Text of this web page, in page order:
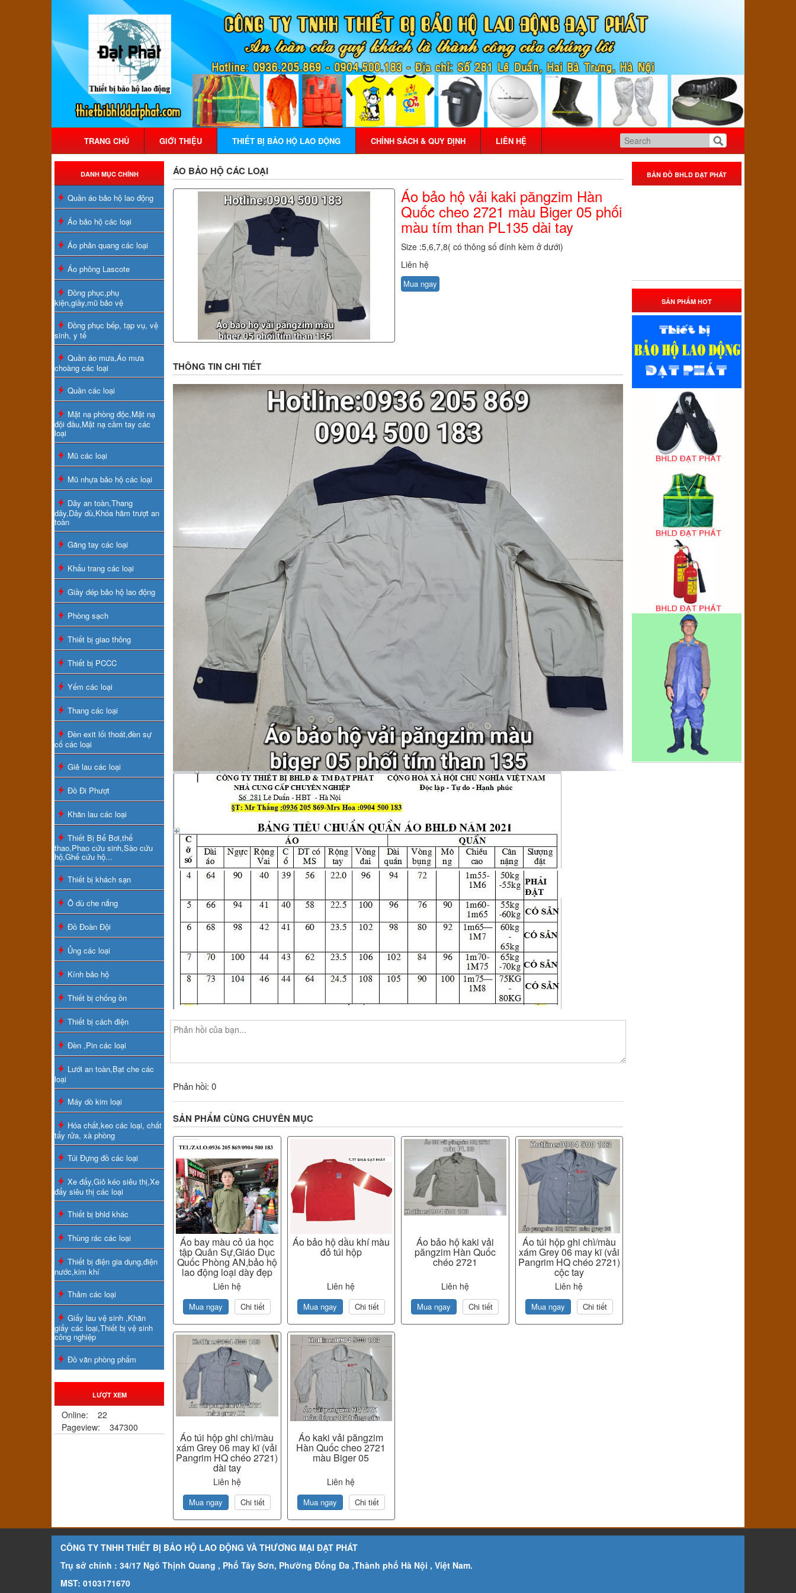
TRANG CHỦ GIỚI THIỆU THIẾT BỊ BẢO HỘ LAO ĐỘNG CHÍNH SÁCH & QUY ĐỊNH LIÊN HỆ
DANH MỤC CHÍNH
Quần áo bảo hộ lao động
Áo bảo hộ các loại
Áo phản quang các loại
Áo phông Lascote
Đồng phục,phụ
kiện,giầy,mũ bảo vệ
Đồng phục bếp, tạp vụ, vệ
sinh, y tế
Quần áo mưa,Áo mưa
choàng các loại
Quần các loại
Mặt nạ phòng độc,Mặt nạ
đội đầu,Mặt nạ cầm tay các
loại
Mũ các loại
Mũ nhựa bảo hộ các loại
Dây an toàn,Thang
dây,Dây dù,Khóa hãm trượt an
toàn
Găng tay các loại
Khẩu trang các loại
Giầy dép bảo hộ lao động
Phòng sạch
Thiết bị giao thông
Thiết bị PCCC
Yếm các loại
Thang các loại
Đèn exit lối thoát,đèn sự
cố các loại
Giẻ lau các loại
Đồ Đi Phượt
Khăn lau các loại
Thiết Bị Bể Bơi,thể
thao,Phao cứu sinh,Sào cứu
hộ,Ghế cứu hộ...
Thiết bị khách sạn
Ô dù che nắng
Đồ Đoàn Đội
Ủng các loại
Kính bảo hộ
Thiết bị chống ồn
Thiết bị cách điện
Đèn ,Pin các loại
Lưới an toàn,Bạt che các
loại
Máy dò kim loại
Hóa chất,keo các loại, chất
tẩy rửa, xà phòng
Túi Đựng đồ các loại
Xe đẩy,Giỏ kéo siêu thị,Xe
đẩy siêu thị các loại
Thiết bị bhld khác
Thùng rác các loại
Thiết bị điện gia dụng,điện
nước,kim khí
Thảm các loại
Giấy lau vệ sinh ,Khăn
giấy các loại,Thiết bị vệ sinh
công nghiệp
Đồ văn phòng phẩm
LƯỢT XEM
Online:
22
Pageview:
347300
ÁO BẢO HỘ CÁC LOẠI
Áo bảo hộ vải kaki păngzim Hàn
Quốc cheo 2721 màu Biger 05 phối
màu tím than PL135 dài tay
Size :5,6,7,8( có thông số đính kèm ở dưới)
Liên hệ
Mua ngay
THÔNG TIN CHI TIẾT
Phản hồi: 0
SẢN PHẨM CÙNG CHUYÊN MỤC
Áo bay màu cỏ úa học
tập Quân Sự,Giáo Dục
Quốc Phòng AN,bảo hộ
lao động loại dày đẹp
Liên hệ
Mua ngay Chi tiết
Áo bảo hộ dầu khí màu
đỏ túi hộp
Liên hệ
Mua ngay Chi tiết
Áo bảo hộ kaki vải
păngzim Hàn Quốc
chéo 2721
Liên hệ
Mua ngay Chi tiết
Áo túi hộp ghi chì/màu
xám Grey 06 may kĩ (vải
Pangrim HQ chéo 2721)
cộc tay
Liên hệ
Mua ngay Chi tiết
Áo túi hộp ghi chì/màu
xám Grey 06 may kĩ (vải
Pangrim HQ chéo 2721)
dài tay
Liên hệ
Mua ngay Chi tiết
Áo kaki vải păngzim
Hàn Quốc cheo 2721
màu Biger 05
Liên hệ
Mua ngay Chi tiết
BẢN ĐỒ BHLD ĐẠT PHÁT
SẢN PHẨM HOT
CÔNG TY TNHH THIẾT BỊ BẢO HỘ LAO ĐỘNG VÀ THƯƠNG MẠI ĐẠT PHÁT
Trụ sở chính : 34/17 Ngõ Thịnh Quang , Phố Tây Sơn, Phường Đống Đa ,Thành phố Hà Nội , Việt Nam.
MST: 0103171670